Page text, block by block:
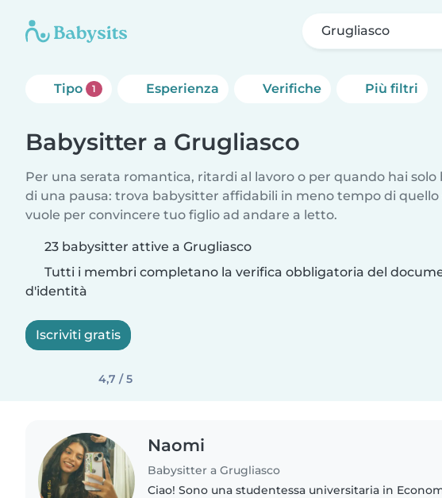
Grugliasco
Tipo 1 Esperienza Verifiche Più filtri
Babysitter a Grugliasco
Per una serata romantica, ritardi al lavoro o per quando hai solo
di una pausa: trova babysitter affidabili in meno tempo di quello
vuole per convincere tuo figlio ad andare a letto.
23 babysitter attive a Grugliasco
Tutti i membri completano la verifica obbligatoria del
d'identità
Iscriviti gratis
4,7 / 5
Naomi
Babysitter a Grugliasco
Ciao! Sono una studentessa universitaria in